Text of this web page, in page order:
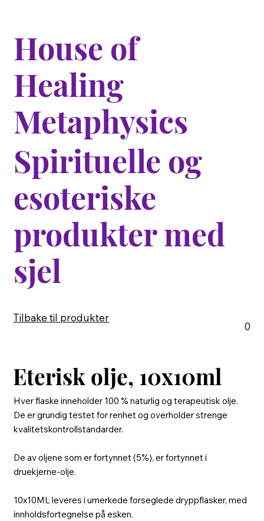
House of
Healing
Metaphysics
Spirituelle og
esoteriske
produkter med
sjel
Tilbake til produkter
0
Eterisk olje, 10x10ml
Hver flaske inneholder 100 % naturlig og terapeutisk olje.
De er grundig testet for renhet og overholder strenge
kvalitetskontrollstandarder.
De av oljene som er fortynnet (5%), er fortynnet i
druekjerne-olje.
10x10ML leveres i umerkede forseglede dryppflasker, med
innholdsfortegnelse på esken.